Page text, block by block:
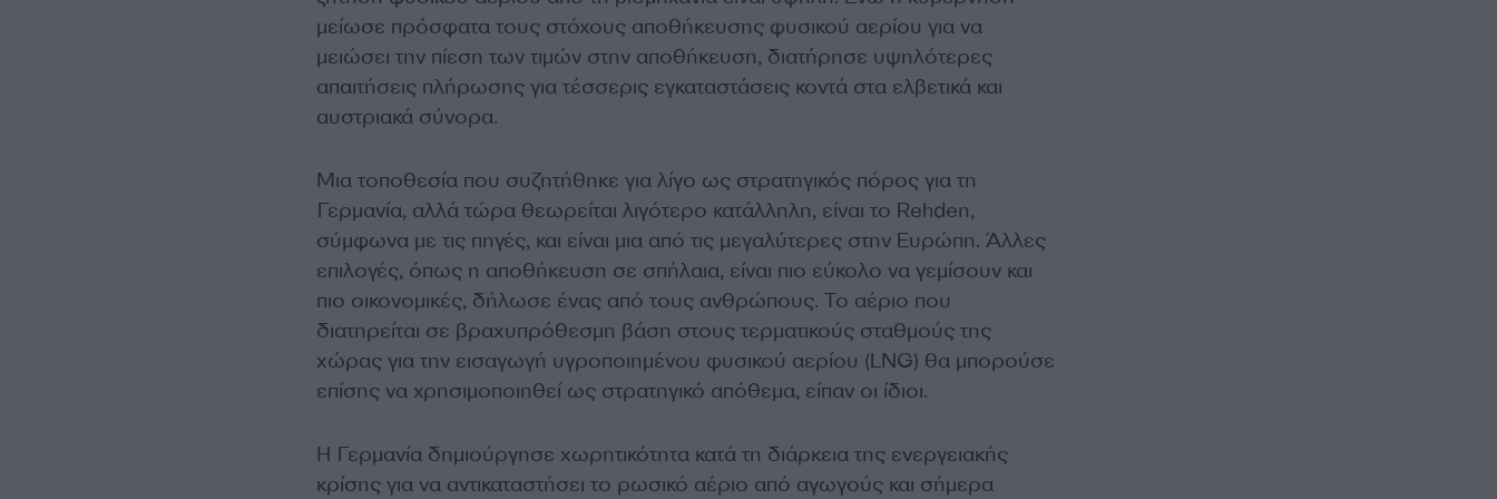
μείωσε πρόσφατα τους στόχους αποθήκευσης φυσικού αερίου για να
μειώσει την πίεση των τιμών στην αποθήκευση, διατήρησε υψηλότερες
απαιτήσεις πλήρωσης για τέσσερις εγκαταστάσεις κοντά στα ελβετικά και
αυστριακά σύνορα.
Μια τοποθεσία που συζητήθηκε για λίγο ως στρατηγικός πόρος για τη
Γερμανία, αλλά τώρα θεωρείται λιγότερο κατάλληλη, είναι το Rehden,
σύμφωνα με τις πηγές, και είναι μια από τις μεγαλύτερες στην Ευρώπη. Άλλες
επιλογές, όπως η αποθήκευση σε σπήλαια, είναι πιο εύκολο να γεμίσουν και
πιο οικονομικές, δήλωσε ένας από τους ανθρώπους. Το αέριο που
διατηρείται σε βραχυπρόθεσμη βάση στους τερματικούς σταθμούς της
χώρας για την εισαγωγή υγροποιημένου φυσικού αερίου (LNG) θα μπορούσε
επίσης να χρησιμοποιηθεί ως στρατηγικό απόθεμα, είπαν οι ίδιοι.
Η Γερμανία δημιούργησε χωρητικότητα κατά τη διάρκεια της ενεργειακής
κρίσης για να αντικαταστήσει το ρωσικό αέριο από αγωγούς και σήμερα